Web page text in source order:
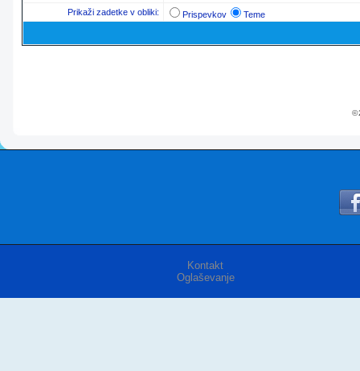
Prikaži zadetke v obliki: Prispevkov Teme
©
Kontakt
Oglaševanje